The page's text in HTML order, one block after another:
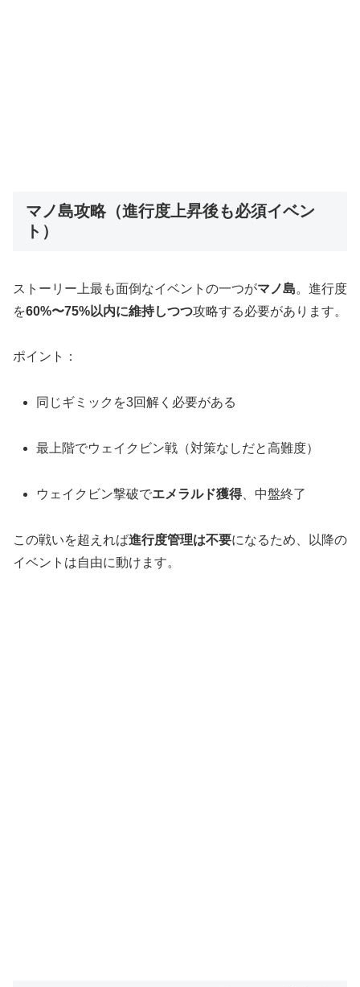
マノ島攻略（進行度上昇後も必須イベン
ト）
ストーリー上最も面倒なイベントの一つがマノ島。進行度
を60%〜75%以内に維持しつつ攻略する必要があります。
ポイント：
同じギミックを3回解く必要がある
最上階でウェイクビン戦（対策なしだと高難度）
ウェイクビン撃破でエメラルド獲得、中盤終了
この戦いを超えれば進行度管理は不要になるため、以降の
イベントは自由に動けます。